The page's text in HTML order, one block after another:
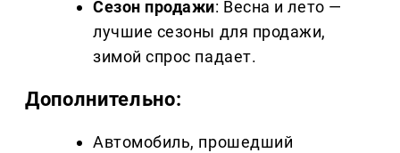
Сезон продажи: Весна и лето —
лучшие сезоны для продажи,
зимой спрос падает.
Дополнительно:
Автомобиль, прошедший